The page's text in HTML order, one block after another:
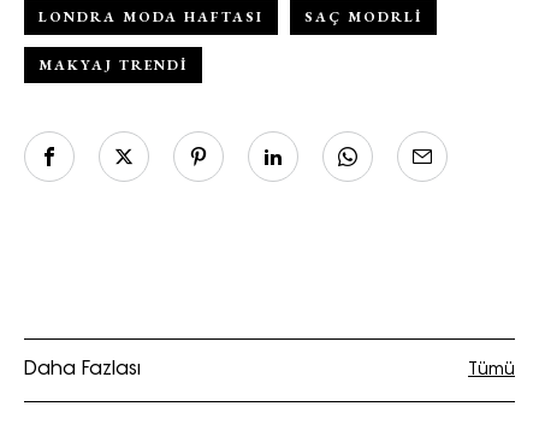
LONDRA MODA HAFTASI SAÇ MODRLI
MAKYAJ TRENDI
Daha Fazlası Tümü